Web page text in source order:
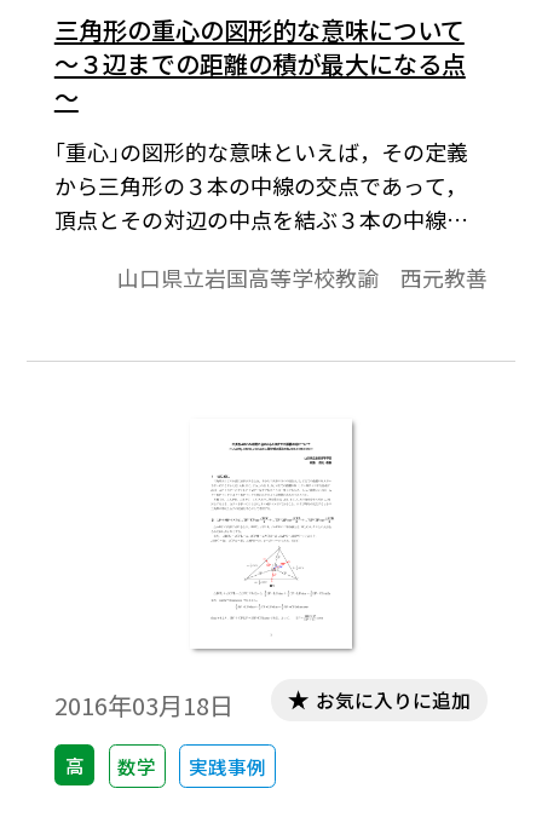
三角形の重心の図形的な意味について
～３辺までの距離の積が最大になる点
～
｢重心｣の図形的な意味といえば，その定義
から三角形の３本の中線の交点であって，
頂点とその対辺の中点を結ぶ３本の中線を
る。では，これとは別に重心の図形的な意
ができるのであろうか。 本稿では，三角
均の関係を使って，これらを考察する。※
文中の数式は，「Tosho数式エディタ」で作
成されています。ワード文書で数式を正しく
表示するためには，「Tosho数式エディタ」
が導入されていることが必要です。無償ダウ
ンロードはこちら→無償ダウンロードのご
山口県立岩国高等学校教諭 西元教善
2016年03月18日
高 数学 実践事例
お気に入りに追加